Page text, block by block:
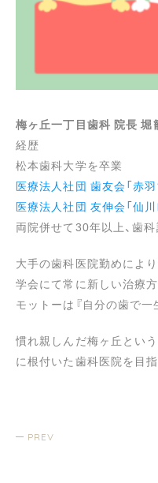
梅ヶ丘一丁目歯科 院長 堀
経歴
松本歯科大学を卒業
医療法人社団 歯友会「赤羽
医療法人社団 友伸会「仙
両院併せて30年以上、歯科
大手の歯科医院勤めによ
学会にて常に新しい治療
モットーは『自分の歯で一
慣れ親しんだ梅ヶ丘とい
に根付いた歯科医院を目指
PREV